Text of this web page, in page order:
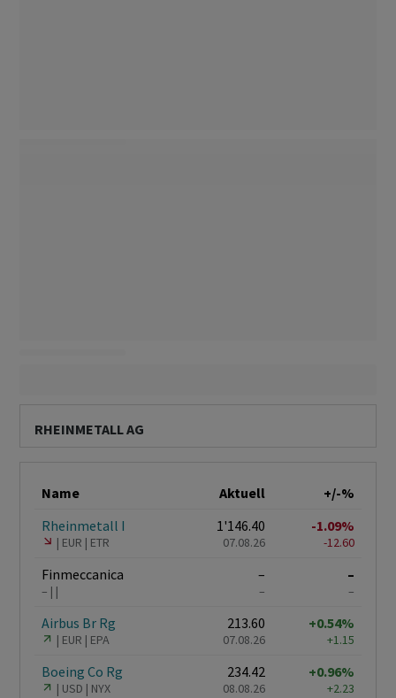
RHEINMETALL AG
Name Aktuell
+/-%
Rheinmetall I
EUR ETR
1'146.40
07.08.26
-1.09%
-12.60
Finmeccanica
–
–
–
–
–
Airbus Br Rg
EUR EPA
213.60
07.08.26
+0.54%
+1.15
Boeing Co Rg
USD NYX
234.42
08.08.26
+0.96%
+2.23